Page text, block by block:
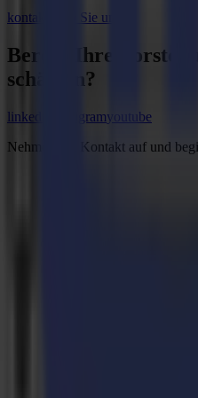
kontaktieren Sie uns
Bereit, Ihre
schärfen?
linkedin instagramyoutube
Nehmen Sie Kontakt auf und